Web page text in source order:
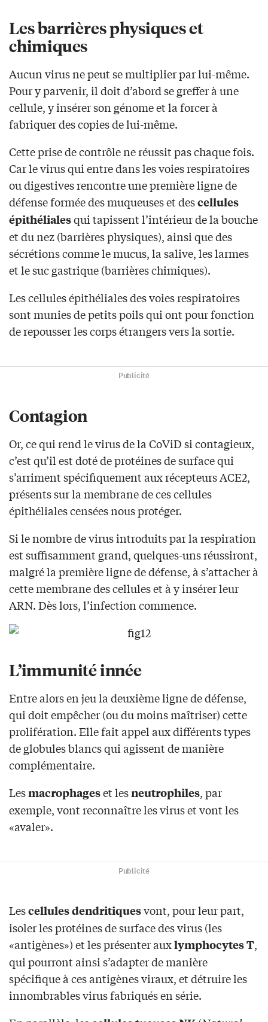
Les barrières physiques et
chimiques
Aucun virus ne peut se multiplier par lui-même.
Pour y parvenir, il doit d’abord se greffer à une
cellule, y insérer son génome et la forcer à
fabriquer des copies de lui-même.
Cette prise de contrôle ne réussit pas chaque fois.
Car le virus qui entre dans les voies respiratoires
ou digestives rencontre une première ligne de
défense formée des muqueuses et descellules
épithélialesqui tapissent l’intérieur de la bouche
et du nez (barrières physiques), ainsi que des
sécrétions comme le mucus, la salive, les larmes
et le suc gastrique (barrières chimiques).
Les cellules épithéliales des voies respiratoires
sont munies de petits poils qui ont pour fonction
de repousser les corps étrangers vers la sortie.
Publicité
Contagion
Or, ce qui rend le virus de la CoViD si contagieux,
c’est qu’il est doté de protéines de surface qui
s’arriment spécifiquement aux récepteurs ACE2,
présents sur la membrane de ces cellules
épithéliales censées nous protéger.
Si le nombre de virus introduits par la respiration
est suffisamment grand, quelques-uns réussiront,
malgré la première ligne de défense, à s’attacher à
cette membrane des cellules et à y insérer leur
ARN. Dès lors, l’infection commence.
L’immunité innée
Entre alors en jeu la deuxième ligne de défense,
qui doit empêcher (ou du moins maîtriser) cette
prolifération. Elle fait appel aux différents types
de globules blancs qui agissent de manière
complémentaire.
Lesmacrophageset lesneutrophiles, par
exemple, vont reconnaître les virus et vont les
«avaler».
Publicité
Lescellules dendritiquesvont, pour leur part,
isoler les protéines de surface des virus (les
«antigènes») et les présenter auxlymphocytes T,
qui pourront ainsi s’adapter de manière
spécifique à ces antigènes viraux, et détruire les
innombrables virus fabriqués en série.